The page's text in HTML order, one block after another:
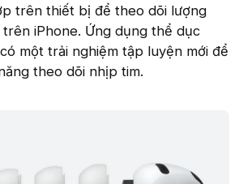
trên thiết bị để theo dõi lượng
iPhone. Ứng dụng thể dục
một trải nghiệm tập luyện mới để
theo dõi nhịp tim.